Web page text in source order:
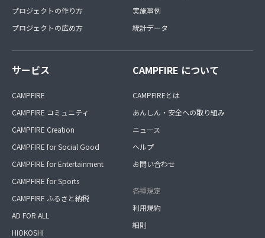
プロジェクトの作り方
プロジェクトの広め方
実施事例
統計データ
サービス
CAMPFIRE
CAMPFIRE コミュニティ
CAMPFIRE Creation
CAMPFIRE for Social Good
CAMPFIRE for Entertainment
CAMPFIRE for Sports
CAMPFIRE ふるさと納税
AD FOR ALL
HIOKOSHI
CAMPFIRE について
CAMPFIREとは
あんしん・安全への取り組み
ニュース
ヘルプ
お問い合わせ
各種規定
利用規約
細則